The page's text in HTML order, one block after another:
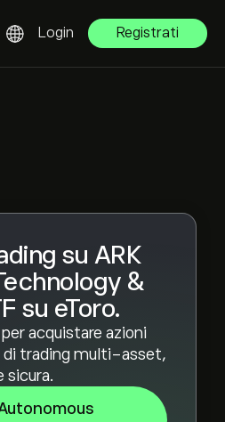
Login Registrati
su ARK
&
su eToro.
acquistare azioni
di trading multi-asset,
sicura.